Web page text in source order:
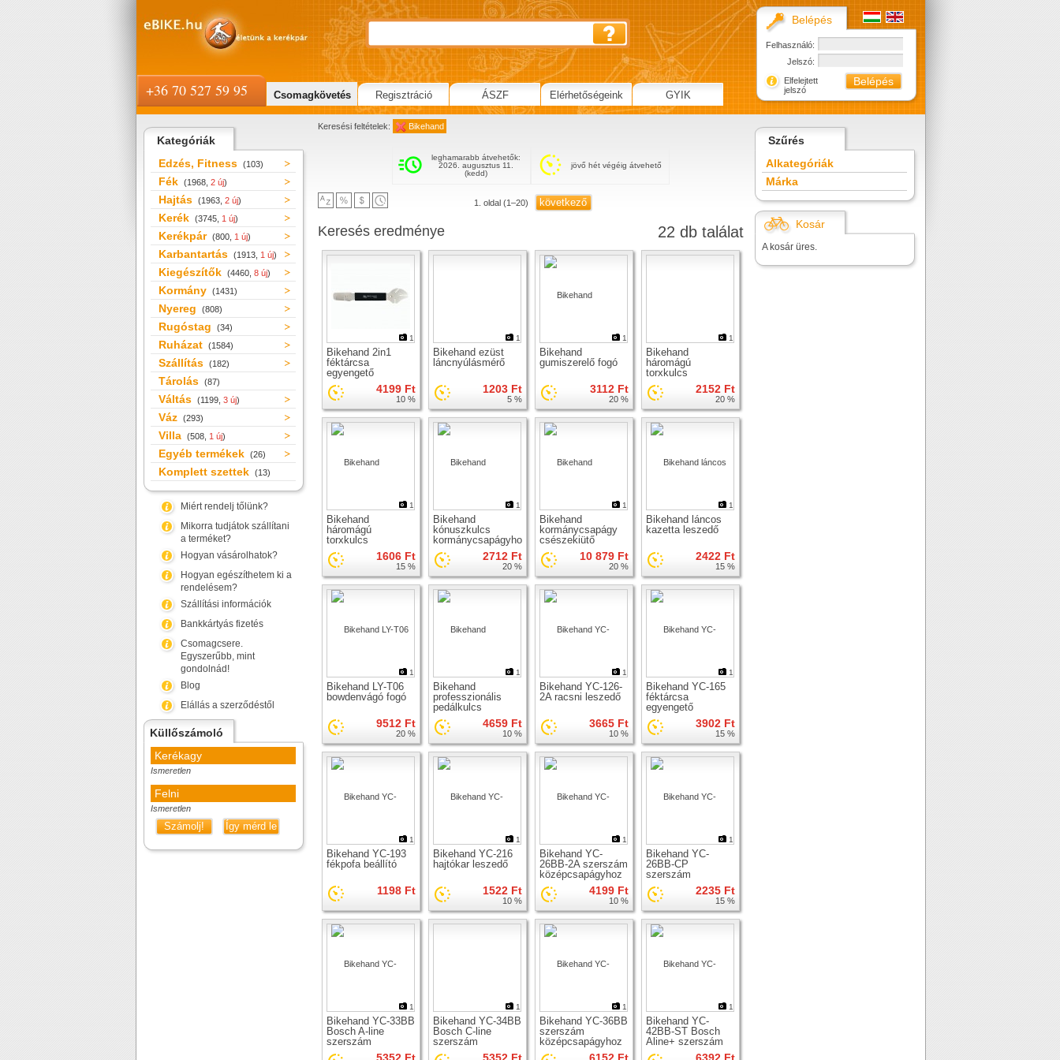
Kategóriák
Edzés, Fitness (103)
Fék (1968, 2 új)
Hajtás (1963, 2 új)
Kerék (3745, 1 új)
Kerékpár (800, 1 új)
Karbantartás (1913, 1 új)
Kiegészítők (4460, 8 új)
Kormány (1431)
Nyereg (808)
Rugóstag (34)
Ruházat (1584)
Szállítás (182)
Tárolás (87)
Váltás (1199, 3 új)
Váz (293)
Villa (508, 1 új)
Egyéb termékek (26)
Komplett szettek (13)
Miért rendelj tőlünk?
Mikorra tudjátok szállítani
a terméket?
Hogyan vásárolhatok?
Hogyan egészíthetem ki a
rendelésem?
Szállítási információk
Bankkártyás fizetés
Csomagcsere.
Egyszerűbb, mint
gondolnád!
Blog
Elállás a szerződéstől
Küllőszámoló
Kerékagy
Ismeretlen
Felni
Ismeretlen
Számolj! Így mérd le
Keresési feltételek: Bikehand
leghamarabb átvehetők:
2026. augusztus 11.
(kedd)
jövő hét végéig átvehető
1. oldal (1–20) következő
22 db találat
Keresés eredménye
1
Bikehand 2in1
féktárcsa
egyengető
4199 Ft
10 %
1
Bikehand ezüst
láncnyúlásmérő
1203 Ft
5 %
1
Bikehand
gumiszerelő fogó
3112 Ft
20 %
1
Bikehand
háromágú
torxkulcs
2152 Ft
20 %
1
Bikehand
háromágú
torxkulcs
1606 Ft
15 %
1
Bikehand
kónuszkulcs
kormánycsapágyhoz
30-40 mm
2712 Ft
20 %
1
Bikehand
kormánycsapágy
csészekiütő
10 879 Ft
20 %
1
Bikehand láncos
kazetta leszedő
2422 Ft
15 %
1
Bikehand LY-T06
bowdenvágó fogó
9512 Ft
20 %
1
Bikehand
professzionális
pedálkulcs
4659 Ft
10 %
1
Bikehand YC-126-
2A racsni leszedő
3665 Ft
10 %
1
Bikehand YC-165
féktárcsa
egyengető
3902 Ft
15 %
1
Bikehand YC-193
fékpofa beállító
1198 Ft
1
Bikehand YC-216
hajtókar leszedő
1522 Ft
10 %
1
Bikehand YC-
26BB-2A szerszám
középcsapágyhoz
4199 Ft
10 %
1
Bikehand YC-
26BB-CP
szerszám
középcsapágyhoz
2235 Ft
15 %
1
Bikehand YC-33BB
Bosch A-line
szerszám
középcsapágyhoz
1
Bikehand YC-34BB
Bosch C-line
szerszám
középcsapágyhoz
1
Bikehand YC-36BB
szerszám
középcsapágyhoz
1
Bikehand YC-
42BB-ST Bosch
Aline+ szerszám
középcsapágyhoz
Szűrés
Alkategóriák
Márka
Kosár
A kosár üres.
Belépés
Felhasználó:
Jelszó:
Elfelejtett
jelszó
+36 70 527 59 95 Csomagkövetés Regisztráció ÁSZF Elérhetőségeink GYIK